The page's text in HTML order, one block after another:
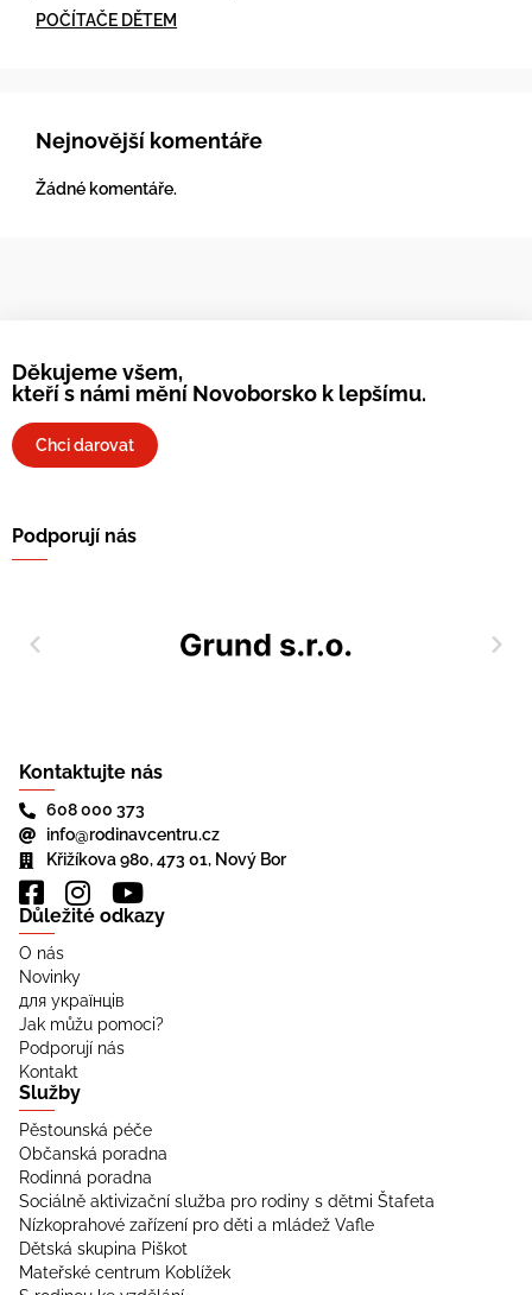
POČÍTAČE DĚTEM
Nejnovější komentáře
Žádné komentáře.
Děkujeme všem,
kteří s námi mění Novoborsko k lepšímu.
Chci darovat
Podporují nás
Kontaktujte nás
608 000 373
info@rodinavcentru.cz
Křižíkova 980, 473 01, Nový Bor
Důležité odkazy
O nás
Novinky
для українців
Jak můžu pomoci?
Podporují nás
Kontakt
Služby
Pěstounská péče
Občanská poradna
Rodinná poradna
Sociálně aktivizační služba pro rodiny s dětmi Štafeta
Nízkoprahové zařízení pro děti a mládež Vafle
Dětská skupina Piškot
Mateřské centrum Koblížek